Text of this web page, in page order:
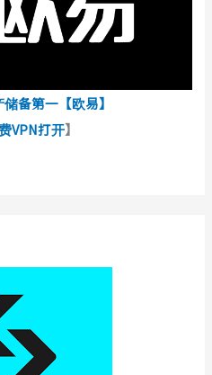
备第一【欧易】
VPN打开】